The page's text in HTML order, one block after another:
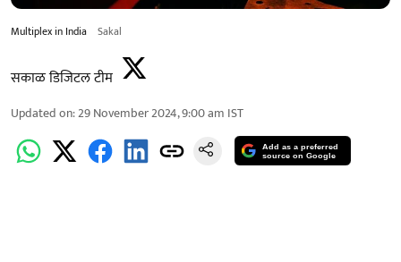
Multiplex in India Sakal
सकाळ डिजिटल टीम
Updated on:29 November 2024, 9:00 am IST
Add as a preferred
source on Google